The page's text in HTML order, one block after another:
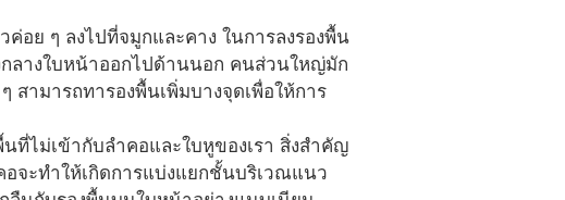
อย ๆ ลงไปที่จมูกและคาง ในการลงรองพื้น
กลางใบหน้าออกไปด้านนอก คนส่วนใหญ่มัก
ามารถทารองพื้นเพิ่มบางจุดเพื่อให้การ
ที่ไม่เข้ากับลำคอและใบหูของเรา สิ่งสำคัญ
อจะทำให้เกิดการแบ่งแยกชั้นบริเวณแนว